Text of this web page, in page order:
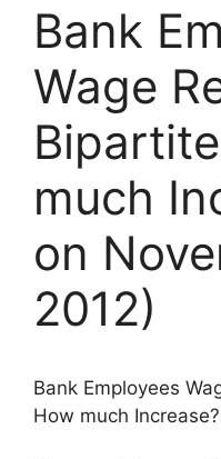
Bank
Wage
much
on
2012)
Bank Employees
How much